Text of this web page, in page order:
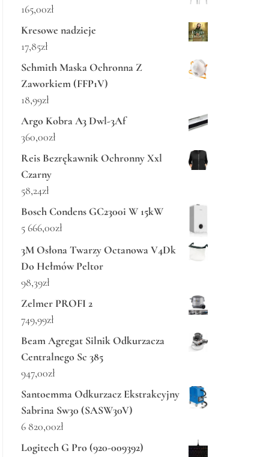
165,00zł
Kresowe nadzieje
17,85zł
Schmith Maska Ochronna Z
Zaworkiem (FFP1V)
18,99zł
Argo Kobra A3 Dwl-3Af
360,00zł
Reis Bezrękawnik Ochronny Xxl
Czarny
58,24zł
Bosch Condens GC2300i W 15kW
5 666,00zł
3M Osłona Twarzy Octanowa V4Dk
Do Hełmów Peltor
98,39zł
Zelmer PROFI 2
749,99zł
Beam Agregat Silnik Odkurzacza
Centralnego Sc 385
947,00zł
Santoemma Odkurzacz Ekstrakcyjny
Sabrina Sw30 (SASW30V)
6 820,00zł
Logitech G Pro (920-009392)